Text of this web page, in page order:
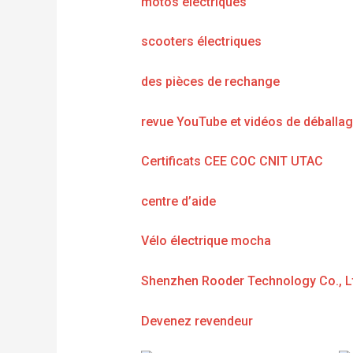
scooters électriques
des pièces de rechange
revue YouTube et vidéos de
Certificats CEE COC CNIT UTAC
centre d’aide
Vélo électrique mocha
Shenzhen Rooder Technology Co.,
Devenez revendeur